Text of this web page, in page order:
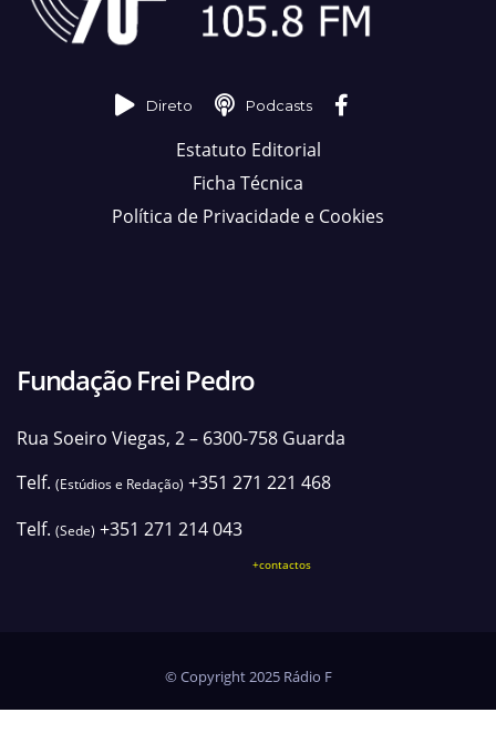
Direto Podcasts
Estatuto Editorial
Ficha Técnica
Política de Privacidade e Cookies
Fundação Frei Pedro
Rua Soeiro Viegas, 2 – 6300-758 Guarda
Telf. (Estúdios e Redação) +351 271 221 468
Telf. (Sede) +351 271 214 043
+contactos
© Copyright 2025 Rádio F